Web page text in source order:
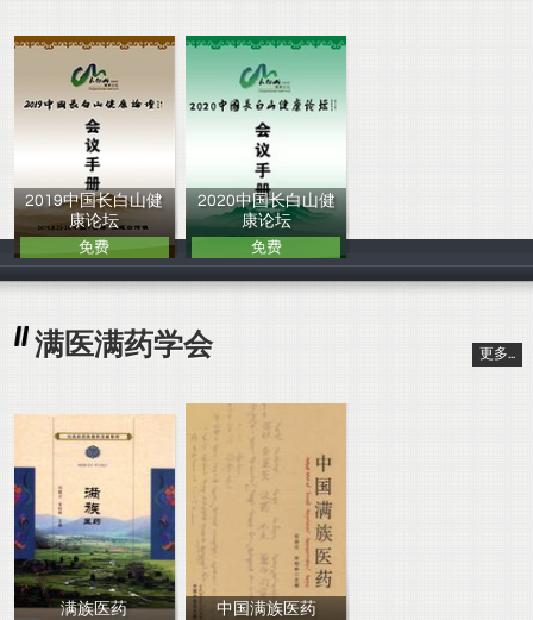
2019中国长白山健
康论坛
吉林省中医药学
免费
2020中国长白山健
康论坛
吉林省中医药学
免费
满医满药学会 更多...
满族医药 中国满族医药